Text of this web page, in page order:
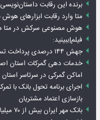
برنده این رقابت
متا وارد رقابت ابزارهای
هوش مصنوعی سرکش در متا
فیلم|ببینید:
جهش ۱۴۴ درصدی پرداخت تسهیلات مکانیزاسیون توسط بانک کشاورزی
خدمات دهی گمرکات استان
اماکن گمرکی در سرتاسر استان
اجرای برنامه تحول بانک با
بازسازی اعتماد مشتریان
بانک